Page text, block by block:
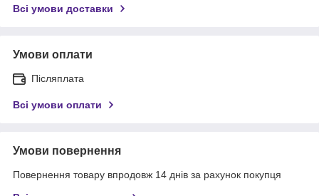
Всі умови доставки
Умови оплати
Післяплата
Всі умови оплати
Умови повернення
Повернення товару впродовж 14 днів за рахунок покупця